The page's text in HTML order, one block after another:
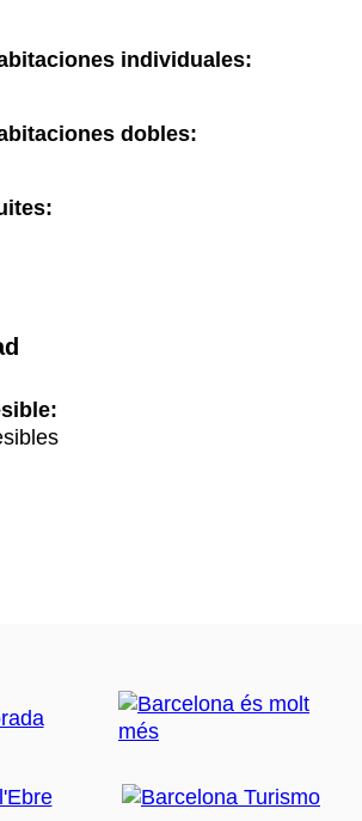
individuales:
dobles: